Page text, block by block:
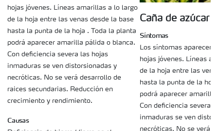
hojas jóvenes. Líneas amarillas a lo largo
de la hoja entre las venas desde la base
hasta la punta de la hoja . Toda la planta
podrá aparecer amarilla pálida o blanca.
Con deficiencia severa las hojas
inmaduras se ven distorsionadas y
necróticas. No se verá desarrollo de
raices secundarias. Reducción en
crecimiento y rendimiento.
Causas
Caña de azúcar
Síntomas
Los síntomas aparecen
hojas jóvenes. Líneas
de la hoja entre las
hasta la punta de la
podrá aparecer amarilla
Con deficiencia severa
inmaduras se ven
necróticas. No se verá